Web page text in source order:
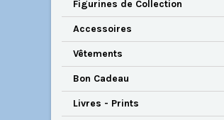
Figurines de Collection
Accessoires
Vêtements
Bon Cadeau
Livres - Prints